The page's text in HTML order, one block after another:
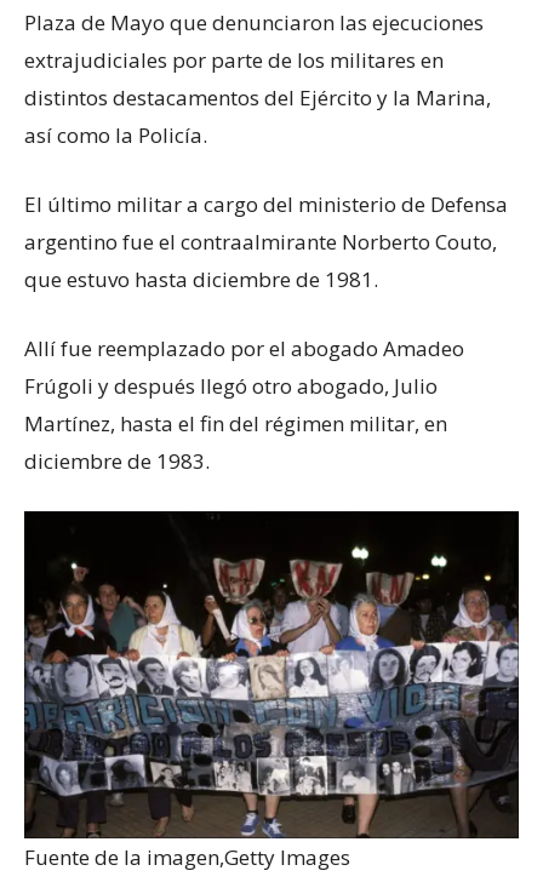
Plaza de Mayo que denunciaron las ejecuciones
extrajudiciales por parte de los militares en
distintos destacamentos del Ejército y la Marina,
así como la Policía.
El último militar a cargo del ministerio de Defensa
argentino fue el contraalmirante Norberto Couto,
que estuvo hasta diciembre de 1981.
Allí fue reemplazado por el abogado Amadeo
Frúgoli y después llegó otro abogado, Julio
Martínez, hasta el fin del régimen militar, en
diciembre de 1983.
Fuente de la imagen,Getty Images